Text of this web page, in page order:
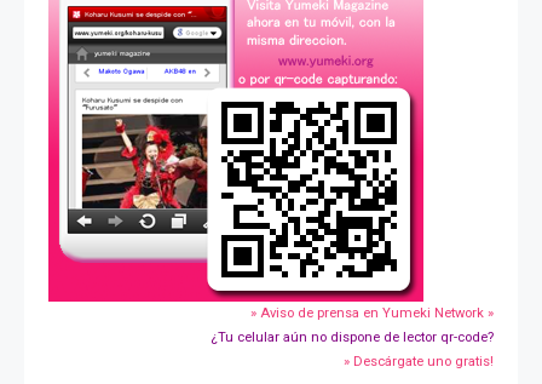
» Aviso de prensa en Yumeki Network »
¿Tu celular aún no dispone de lector qr-code?
» Descárgate uno gratis!